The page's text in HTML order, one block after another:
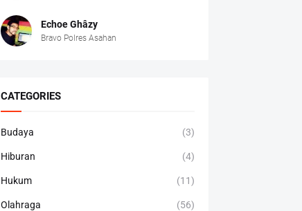
Echoe Ghâzy
Bravo Polres Asahan
CATEGORIES
Budaya (3)
Hiburan (4)
Hukum (11)
Olahraga (56)